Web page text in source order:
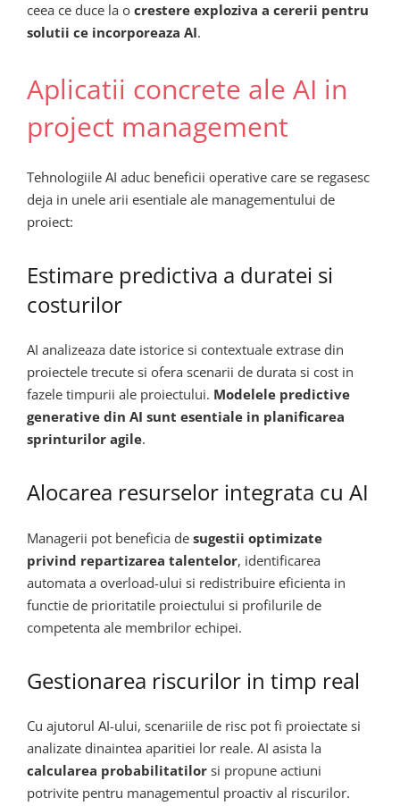
ceea ce duce la o crestere exploziva a cererii pentru
solutii ce incorporeaza AI.
Aplicatii concrete ale AI in
project management
Tehnologiile AI aduc beneficii operative care se regasesc
deja in unele arii esentiale ale managementului de
proiect:
Estimare predictiva a duratei si
costurilor
AI analizeaza date istorice si contextuale extrase din
proiectele trecute si ofera scenarii de durata si cost in
fazele timpurii ale proiectului. Modelele predictive
generative din AI sunt esentiale in planificarea
sprinturilor agile.
Alocarea resurselor integrata cu AI
Managerii pot beneficia de sugestii optimizate
privind repartizarea talentelor, identificarea
automata a overload-ului si redistribuire eficienta in
functie de prioritatile proiectului si profilurile de
competenta ale membrilor echipei.
Gestionarea riscurilor in timp real
Cu ajutorul AI-ului, scenariile de risc pot fi proiectate si
analizate dinaintea aparitiei lor reale. AI asista la
calcularea probabilitatilor si propune actiuni
potrivite pentru managementul proactiv al riscurilor.